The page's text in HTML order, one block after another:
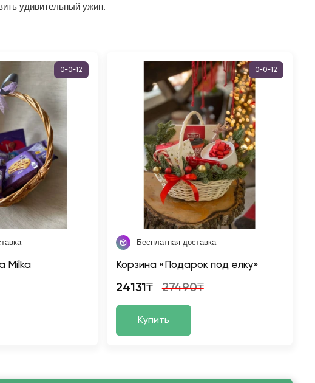
удивительный ужин.
0-0-12
Milka
0-0-12
Бесплатная доставка
Корзина «Подарок под елку»
24131₸ 27490₸
Купить